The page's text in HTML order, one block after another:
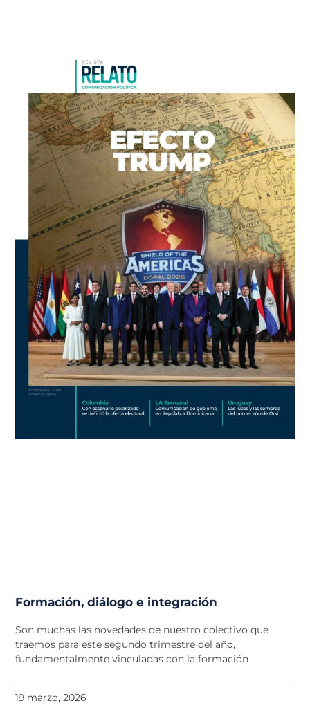
Formación, diálogo e integración
Son muchas las novedades de nuestro colectivo que
traemos para este segundo trimestre del año,
fundamentalmente vinculadas con la formación
19 marzo, 2026